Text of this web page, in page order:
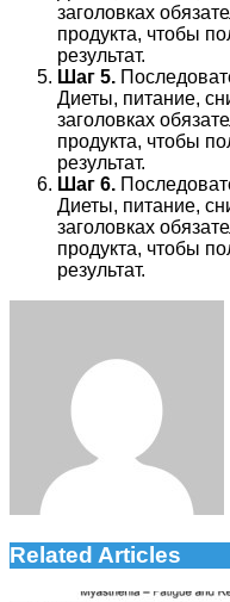
заголовках
продукта, чтобы
результат.
Шаг 5.
Диеты, питание,
заголовках
продукта, чтобы
результат.
Шаг 6.
Диеты, питание,
заголовках
продукта, чтобы
результат.
Related Articles